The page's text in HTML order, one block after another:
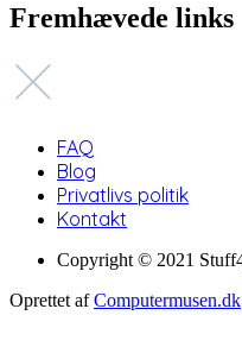
Fremhævede links
FAQ
Blog
Privatlivs politik
Kontakt
Copyright © 2021
Oprettet afComputermusen.dk